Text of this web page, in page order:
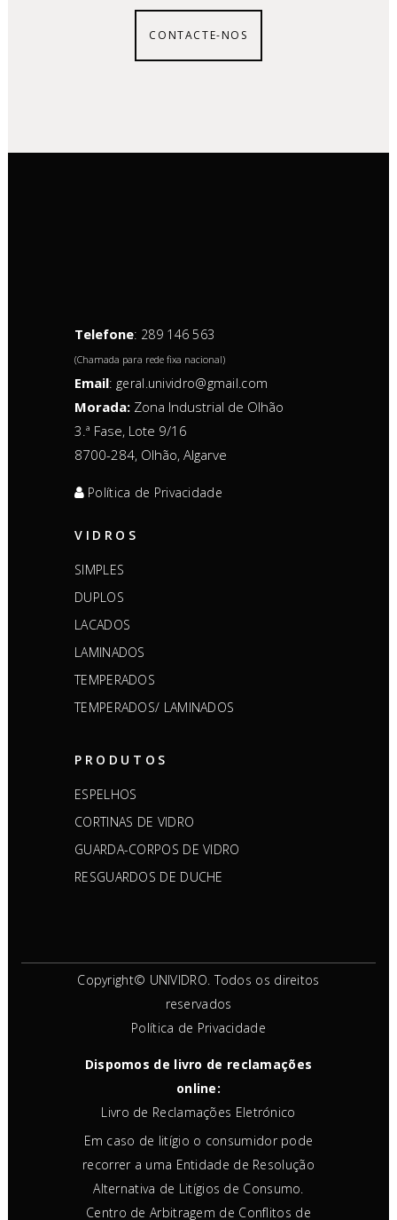
CONTACTE-NOS
Telefone: 289 146 563
(Chamada para rede fixa nacional)
Email: geral.unividro@gmail.com
Morada: Zona Industrial de Olhão
3.ª Fase, Lote 9/16
8700-284, Olhão, Algarve
Política de Privacidade
VIDROS
SIMPLES
DUPLOS
LACADOS
LAMINADOS
TEMPERADOS
TEMPERADOS/ LAMINADOS
PRODUTOS
ESPELHOS
CORTINAS DE VIDRO
GUARDA-CORPOS DE VIDRO
RESGUARDOS DE DUCHE
Copyright© UNIVIDRO. Todos os direitos
reservados
Política de Privacidade
Dispomos de livro de reclamações
online:
Livro de Reclamações Eletrónico
Em caso de litígio o consumidor pode
recorrer a uma Entidade de Resolução
Alternativa de Litígios de Consumo.
Centro de Arbitragem de Conflitos de